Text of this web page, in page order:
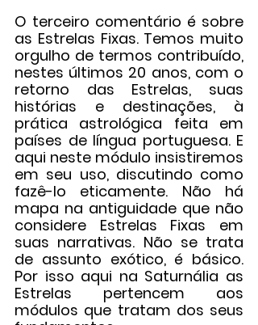
O terceiro comentário é sobre
as Estrelas Fixas. Temos muito
orgulho de termos contribuído,
nestes últimos 20 anos, com o
retorno das Estrelas, suas
histórias e destinações, à
prática astrológica feita em
países de língua portuguesa. E
aqui neste módulo insistiremos
em seu uso, discutindo como
fazê-lo eticamente. Não há
mapa na antiguidade que não
considere Estrelas Fixas em
suas narrativas. Não se trata
de assunto exótico, é básico.
Por isso aqui na Saturnália as
Estrelas pertencem aos
módulos que tratam dos seus